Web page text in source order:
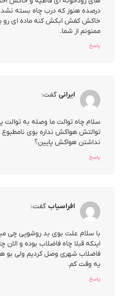
درصده هنوز که درب چاه بسته نشده
خاکش کفش ابکش کنه ماده ای رو
ممنونم از شما.
پاسخ
ایرانی گفت:
سلام چاه توالت ما وصله به توالت
توالتش هواکش نداره بوی نامطبوع
نداشتن هواکش پایین؟
پاسخ
افراسیاب گفت:
با سلام علت بوی بد روشویی چی
اینکه قبلا چاه فاضلاب بوده و الان
فاضلاب شهری وصل کردیم ولی بو
یه وقت کم.
پاسخ